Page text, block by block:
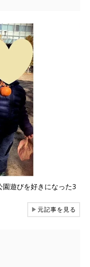
遊びを好きになった3
▶元記事を見る